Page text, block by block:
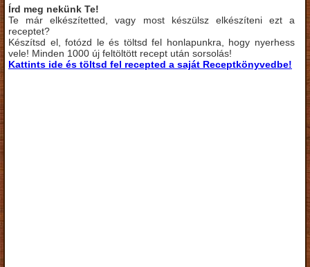
Írd meg nekünk Te!
Te már elkészítetted, vagy most készülsz elkészíteni ezt a
receptet?
Készítsd el, fotózd le és töltsd fel honlapunkra, hogy nyerhess
vele! Minden 1000 új feltöltött recept után sorsolás!
Kattints ide és töltsd fel recepted a saját Receptkönyvedbe!